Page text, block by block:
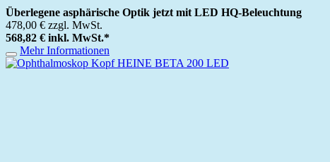
Überlegene asphärische Optik jetzt mit LED HQ-Beleuchtung
478,00 € zzgl. MwSt.
568,82 € inkl. MwSt.*
Mehr Informationen